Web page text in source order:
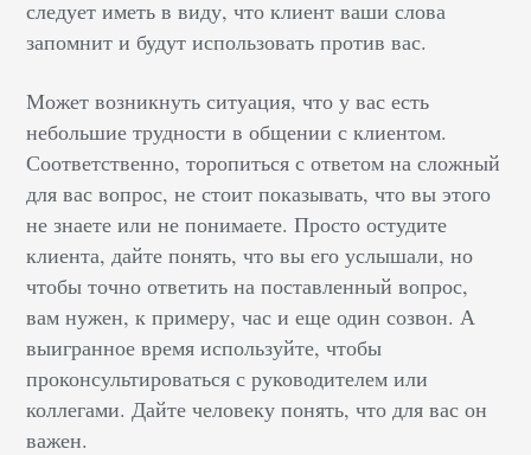
следует иметь в виду, что клиент ваши слова
запомнит и будут использовать против вас.
Может возникнуть ситуация, что у вас есть
небольшие трудности в общении с клиентом.
Соответственно, торопиться с ответом на сложный
для вас вопрос, не стоит показывать, что вы этого
не знаете или не понимаете. Просто остудите
клиента, дайте понять, что вы его услышали, но
чтобы точно ответить на поставленный вопрос,
вам нужен, к примеру, час и еще один созвон. А
выигранное время используйте, чтобы
проконсультироваться с руководителем или
коллегами. Дайте человеку понять, что для вас он
важен.